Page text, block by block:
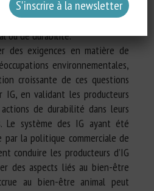
dans le système IG actuel
pas aux ambitions de l’UE en
ou de durabilité.
des exigences en matière de
environnementales,
croissante de ces questions
IG, en validant les producteurs
de durabilité dans leurs
Le système des IG ayant été
par la politique commerciale de
conduire les producteurs d’IG
des aspects liés au bien-être
au bien-être animal peut